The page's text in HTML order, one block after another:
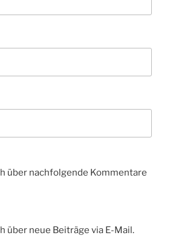
über nachfolgende Kommentare
über neue Beiträge via E-Mail.